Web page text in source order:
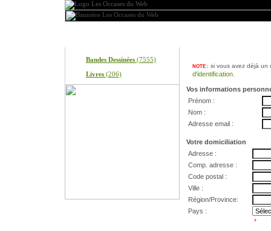
Bandes Dessinées (7555)
Livres (206)
NOTE : si vous avez déjà un
d'identification
Vos informations
Prénom :
Nom :
Adresse email :
Votre domiciliation
Adresse :
Comp. adresse :
Code postal :
Ville :
Région/Province:
Pays :
*